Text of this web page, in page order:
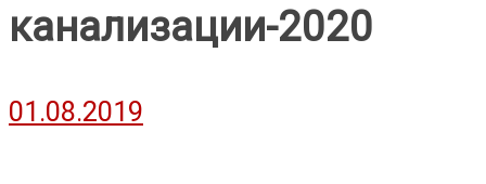
канализации-2020
01.08.2019